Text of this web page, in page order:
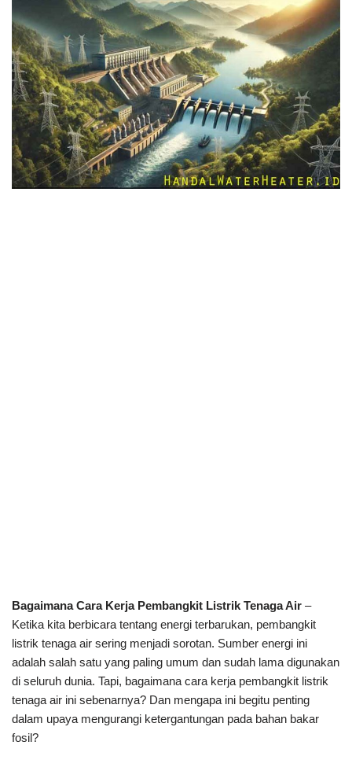
Bagaimana Cara Kerja Pembangkit Listrik Tenaga Air –
Ketika kita berbicara tentang energi terbarukan, pembangkit
listrik tenaga air sering menjadi sorotan. Sumber energi ini
adalah salah satu yang paling umum dan sudah lama digunakan
di seluruh dunia. Tapi, bagaimana cara kerja pembangkit listrik
tenaga air ini sebenarnya? Dan mengapa ini begitu penting
dalam upaya mengurangi ketergantungan pada bahan bakar
fosil?